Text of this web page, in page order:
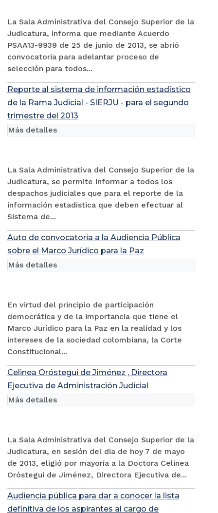
La Sala Administrativa del Consejo Superior de la
Judicatura, informa que mediante Acuerdo
PSAA13-9939 de 25 de junio de 2013, se abrió
convocatoria para adelantar proceso de
selección para todos...
Reporte al sistema de información estadístico
de la Rama Judicial - SIERJU - para el segundo
trimestre del 2013
La Sala Administrativa del Consejo Superior de la
Judicatura, se permite informar a todos los
despachos judiciales que para el reporte de la
información estadística que deben efectuar al
Sistema de...
Más detalles
Auto de convocatoria a la Audiencia Pública
sobre el Marco Jurídico para la Paz
En virtud del principio de participación
democrática y de la importancia que tiene el
Marco Jurídico para la Paz en la realidad y los
intereses de la sociedad colombiana, la Corte
Constitucional...
Más detalles
Celinea Oróstegui de Jiménez , Directora
Ejecutiva de Administración Judicial
La Sala Administrativa del Consejo Superior de la
Judicatura, en sesión del dia de hoy 7 de mayo
de 2013, eligió por mayoría a la Doctora Celinea
Oróstegui de Jiménez, Directora Ejecutiva de...
Más detalles
Audiencia pública para dar a conocer la lista
definitiva de los aspirantes al cargo de